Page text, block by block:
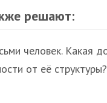
решают:
человек. Какая
от её